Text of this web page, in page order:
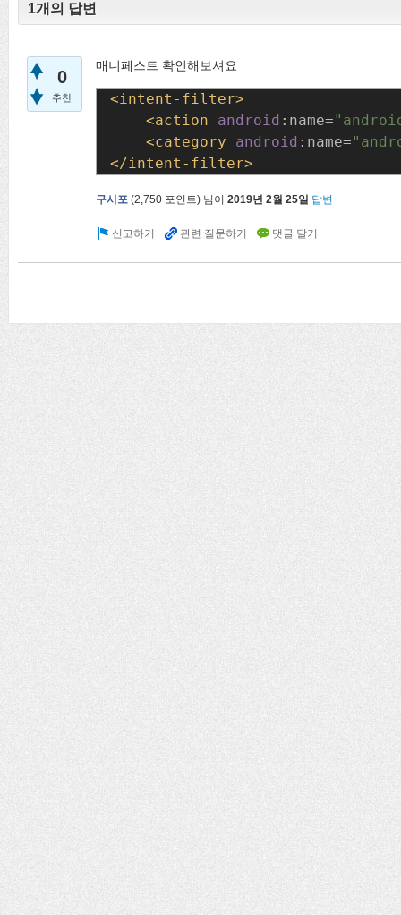
1개의 답변
0
추천
매니페스트 확인해보셔요
    <action
android :name=
    <category
android :name=
</intent-filter>
구시포 (2,750 포인트) 님이 2019년 2월 25일 답변